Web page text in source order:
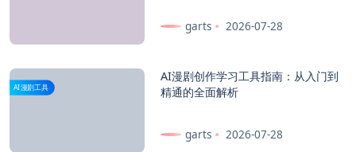
革新内容制作生态">
garts 2026-07-28
AI漫剧工具
AI漫剧创作学习工具指南：从入门到
精通的全面解析
garts 2026-07-28